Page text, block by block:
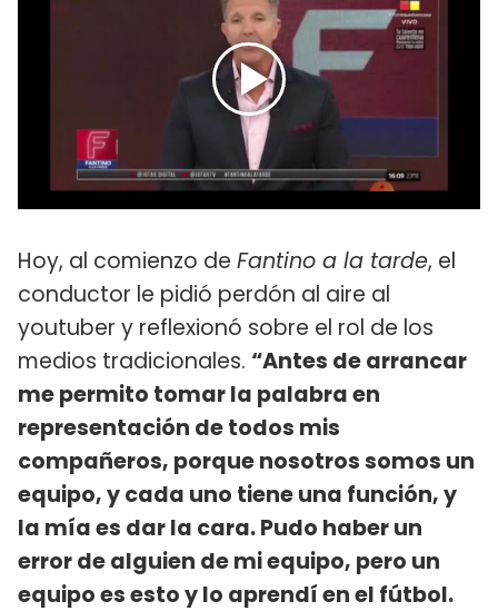
Hoy, al comienzo de Fantino a la tarde, el
conductor le pidió perdón al aire al
youtuber y reflexionó sobre el rol de los
medios tradicionales. “Antes de arrancar
me permito tomar la palabra en
representación de todos mis
compañeros, porque nosotros somos un
equipo, y cada uno tiene una función, y
la mía es dar la cara. Pudo haber un
error de alguien de mi equipo, pero un
equipo es esto y lo aprendí en el fútbol.